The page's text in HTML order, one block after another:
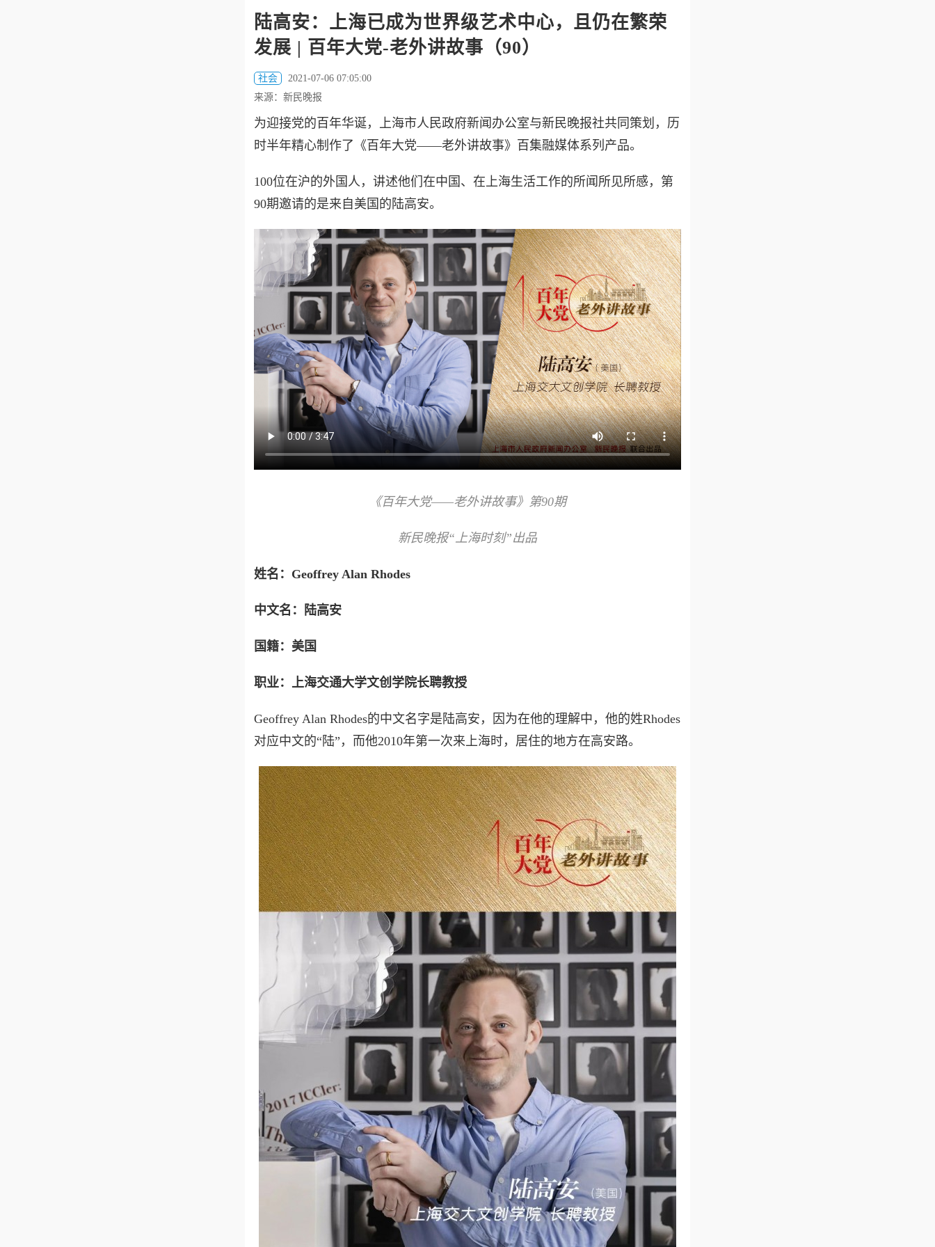
陆高安：上海已成为世界级艺术中心，且仍在繁荣
发展 | 百年大党-老外讲故事（90）
社会
2021-07-06 07:05:00
来源：新民晚报
为迎接党的百年华诞，上海市人民政府新闻办公室与新民晚报社共同策划，历
时半年精心制作了《百年大党——老外讲故事》百集融媒体系列产品。
100位在沪的外国人，讲述他们在中国、在上海生活工作的所闻所见所感，第
90期邀请的是来自美国的陆高安。
《百年大党——老外讲故事》第90期
新民晚报“上海时刻”出品
姓名：Geoffrey Alan Rhodes
中文名：陆高安
国籍：美国
职业：上海交通大学文创学院长聘教授
Geoffrey Alan Rhodes的中文名字是陆高安，因为在他的理解中，他的姓Rhodes
对应中文的“陆”，而他2010年第一次来上海时，居住的地方在高安路。